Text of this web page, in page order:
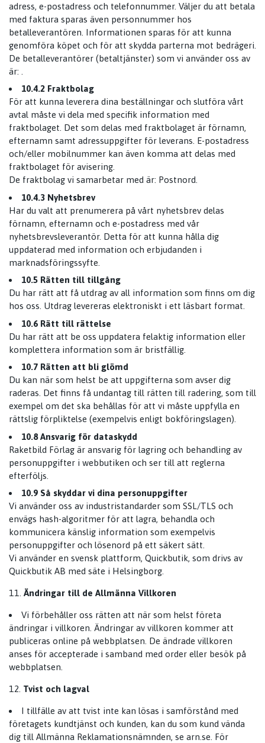
adress, e-postadress och telefonnummer. Väljer du att betala
med faktura sparas även personnummer hos
betalleverantören. Informationen sparas för att kunna
genomföra köpet och för att skydda parterna mot bedrägeri.
De betalleverantörer (betaltjänster) som vi använder oss av
är: .
10.4.2 Fraktbolag
För att kunna leverera dina beställningar och slutföra vårt
avtal måste vi dela med specifik information med
fraktbolaget. Det som delas med fraktbolaget är förnamn,
efternamn samt adressuppgifter för leverans. E-postadress
och/eller mobilnummer kan även komma att delas med
fraktbolaget för avisering.
De fraktbolag vi samarbetar med är: Postnord.
10.4.3 Nyhetsbrev
Har du valt att prenumerera på vårt nyhetsbrev delas
förnamn, efternamn och e-postadress med vår
nyhetsbrevsleverantör. Detta för att kunna hålla dig
uppdaterad med information och erbjudanden i
marknadsföringssyfte.
10.5 Rätten till tillgång
Du har rätt att få utdrag av all information som finns om dig
hos oss. Utdrag levereras elektroniskt i ett läsbart format.
10.6 Rätt till rättelse
Du har rätt att be oss uppdatera felaktig information eller
komplettera information som är bristfällig.
10.7 Rätten att bli glömd
Du kan när som helst be att uppgifterna som avser dig
raderas. Det finns få undantag till rätten till radering, som till
exempel om det ska behållas för att vi måste uppfylla en
rättslig förpliktelse (exempelvis enligt bokföringslagen).
10.8 Ansvarig för dataskydd
Raketbild Förlag är ansvarig för lagring och behandling av
personuppgifter i webbutiken och ser till att reglerna
efterföljs.
10.9 Så skyddar vi dina personuppgifter
Vi använder oss av industristandarder som SSL/TLS och
envägs hash-algoritmer för att lagra, behandla och
kommunicera känslig information som exempelvis
personuppgifter och lösenord på ett säkert sätt.
Vi använder en svensk plattform, Quickbutik, som drivs av
Quickbutik AB med säte i Helsingborg.
Ändringar till de Allmänna Villkoren
Vi förbehåller oss rätten att när som helst företa
ändringar i villkoren. Ändringar av villkoren kommer att
publiceras online på webbplatsen. De ändrade villkoren
anses för accepterade i samband med order eller besök på
webbplatsen.
Tvist och lagval
I tillfälle av att tvist inte kan lösas i samförstånd med
företagets kundtjänst och kunden, kan du som kund vända
dig till Allmänna Reklamationsnämnden, se arn.se. För